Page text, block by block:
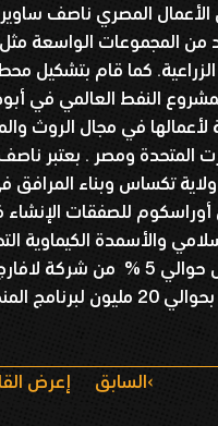
المجموعات الواسعة مثل
الزراعية. كما قام بتشكيل
النفط العالمي في
في مجال الروث
المتحدة ومصر . بعتبر
تكساس وبناء المرافق
2015 إلي أوراسكوم
والأسمدة الكيماوية
أدايدس . وقد تبرع بحوالي
السابق إعرض